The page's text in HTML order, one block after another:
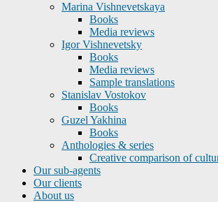
Marina Vishnevetskaya
Books
Media reviews
Igor Vishnevetsky
Books
Media reviews
Sample translations
Stanislav Vostokov
Books
Guzel Yakhina
Books
Anthologies & series
Creative comparison of
Our sub-agents
Our clients
About us